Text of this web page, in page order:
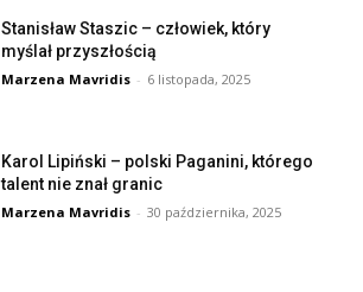
Stanisław Staszic – człowiek, który
myślał przyszłością
Marzena Mavridis - 6 listopada, 2025
Karol Lipiński – polski Paganini, którego
talent nie znał granic
Marzena Mavridis - 30 października, 2025